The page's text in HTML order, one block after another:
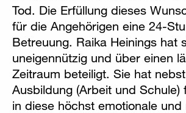
Tod. Die Erfüllung dieses
für die Angehörigen eine 24-
Betreuung. Raika Heinings hat
uneigennützig und über einen
Zeitraum beteiligt. Sie hat
Ausbildung (Arbeit und Schule)
in diese höchst emotionale